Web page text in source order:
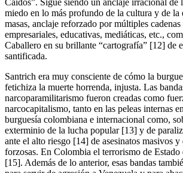
miedo en lo más profundo de la cultura y de la
masas, anclaje reforzado por múltiples
empresariales, educativas, mediáticas, etc.,
Caballero en su brillante “cartografía” [12] de
santificada.
Santrich era muy consciente de cómo la
fetichiza la muerte horrenda, injusta. Las
narcoparamilitarismo fueron creadas como
narcocapitalismo, tanto en las peleas internas
burguesía colombiana e internacional como,
exterminio de la lucha popular [13] y de
ante el alto riesgo [14] de asesinatos masivos y
forzosas. En Colombia el terrorismo de Estado
[15]. Además de lo anterior, esas bandas